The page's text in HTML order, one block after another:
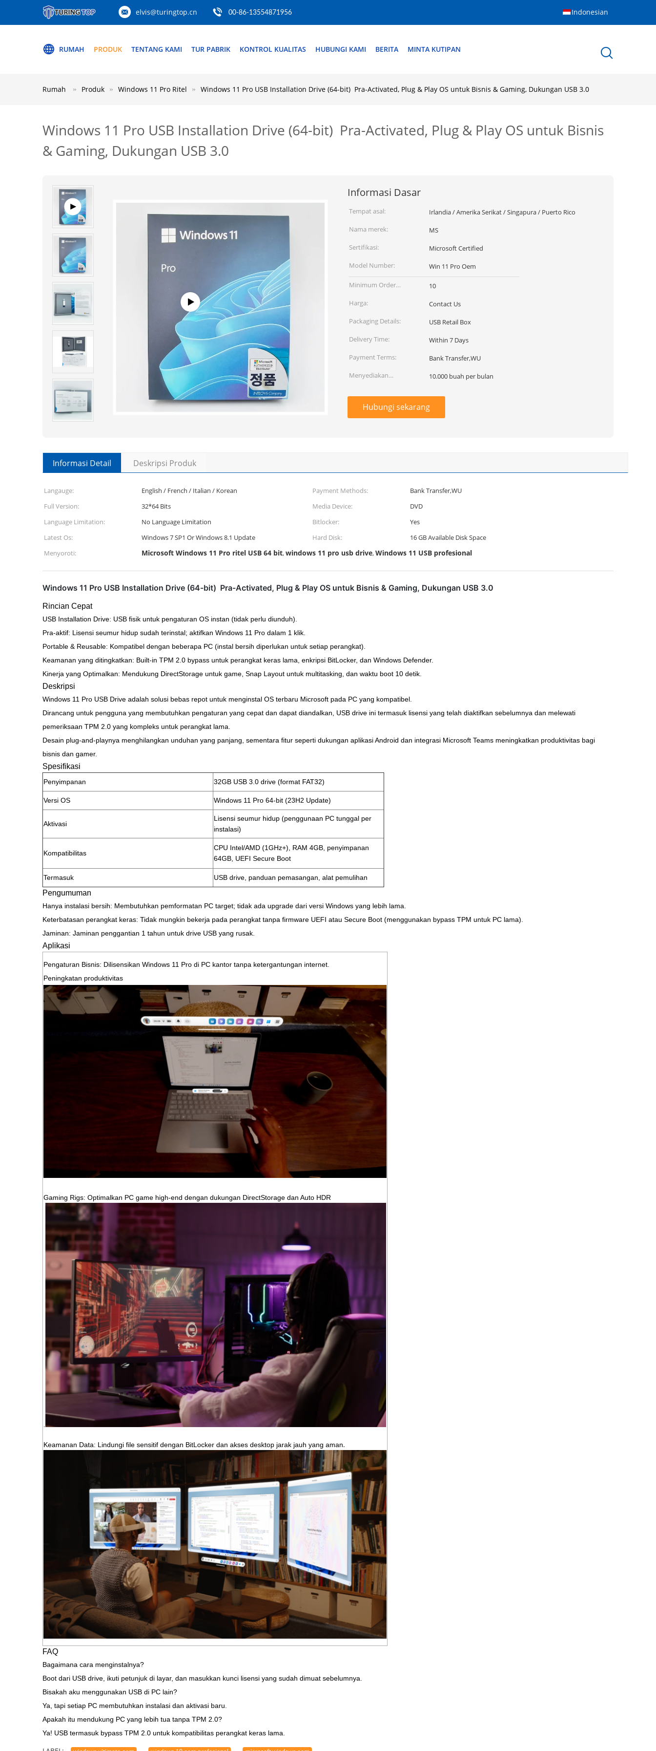
elvis@turingtop.cn 00-86-13554871956 Indonesian
RUMAH PRODUK TENTANG KAMI TUR PABRIK KONTROL KUALITAS HUBUNGI KAMI BERITA MINTA KUTIPAN
Rumah Produk Windows 11 Pro Ritel Windows 11 Pro USB Installation Drive (64-bit) ️ Pra-Activated, Plug & Play OS untuk Bisnis & Gaming, Dukungan USB 3.0
Windows 11 Pro USB Installation Drive (64-bit) ️ Pra-Activated, Plug & Play OS untuk Bisnis
& Gaming, Dukungan USB 3.0
Informasi Dasar
Tempat asal:
Irlandia / Amerika Serikat / Singapura / Puerto Rico
Nama merek:
MS
Sertifikasi:
Microsoft Certified
Model Number:
Win 11 Pro Oem
Minimum Order
Quantity:
10
Harga:
Contact Us
Packaging Details:
USB Retail Box
Delivery Time:
Within 7 Days
Payment Terms:
Bank Transfer,WU
Menyediakan
10.000 buah per bulan
Hubungi sekarang
Informasi Detail Deskripsi Produk
Langauge: English / French / Italian / Korean Payment Methods:
Bank Transfer,WU
Full Version:
32*64 Bits Media Device:
DVD
Language Limitation:
No Language Limitation Bitlocker:
Yes
Latest Os:
Windows 7 SP1 Or Windows 8.1 Update Hard Disk:
16 GB Available Disk Space
Menyoroti:
Microsoft Windows 11 Pro ritel USB 64 bit,windows 11 pro usb drive,Windows 11 USB profesional
Windows 11 Pro USB Installation Drive (64-bit) ️ Pra-Activated, Plug & Play OS untuk Bisnis & Gaming, Dukungan USB 3.0
Rincian Cepat
USB Installation Drive: USB fisik untuk pengaturan OS instan (tidak perlu diunduh).
Pra-aktif: Lisensi seumur hidup sudah terinstal; aktifkan Windows 11 Pro dalam 1 klik.
Portable & Reusable: Kompatibel dengan beberapa PC (instal bersih diperlukan untuk setiap perangkat).
Keamanan yang ditingkatkan: Built-in TPM 2.0 bypass untuk perangkat keras lama, enkripsi BitLocker, dan Windows Defender.
Kinerja yang Optimalkan: Mendukung DirectStorage untuk game, Snap Layout untuk multitasking, dan waktu boot 10 detik.
Deskripsi
Windows 11 Pro USB Drive adalah solusi bebas repot untuk menginstal OS terbaru Microsoft pada PC yang kompatibel.
Dirancang untuk pengguna yang membutuhkan pengaturan yang cepat dan dapat diandalkan, USB drive ini termasuk lisensi yang telah diaktifkan sebelumnya dan melewati
pemeriksaan TPM 2.0 yang kompleks untuk perangkat lama.
Desain plug-and-playnya menghilangkan unduhan yang panjang, sementara fitur seperti dukungan aplikasi Android dan integrasi Microsoft Teams meningkatkan produktivitas bagi
bisnis dan gamer.
Spesifikasi
Penyimpanan 32GB USB 3.0 drive (format FAT32)
Versi OS Windows 11 Pro 64-bit (23H2 Update)
Aktivasi
Lisensi seumur hidup (penggunaan PC tunggal per
instalasi)
Kompatibilitas
CPU Intel/AMD (1GHz+), RAM 4GB, penyimpanan
64GB, UEFI Secure Boot
Termasuk USB drive, panduan pemasangan, alat pemulihan
Pengumuman
Hanya instalasi bersih: Membutuhkan pemformatan PC target; tidak ada upgrade dari versi Windows yang lebih lama.
Keterbatasan perangkat keras: Tidak mungkin bekerja pada perangkat tanpa firmware UEFI atau Secure Boot (menggunakan bypass TPM untuk PC lama).
Jaminan: Jaminan penggantian 1 tahun untuk drive USB yang rusak.
Aplikasi
Pengaturan Bisnis: Dilisensikan Windows 11 Pro di PC kantor tanpa ketergantungan internet.
Peningkatan produktivitas
Gaming Rigs: Optimalkan PC game high-end dengan dukungan DirectStorage dan Auto HDR
.
Keamanan Data: Lindungi file sensitif dengan BitLocker dan akses desktop jarak jauh yang aman.
FAQ
Bagaimana cara menginstalnya?
Boot dari USB drive, ikuti petunjuk di layar, dan masukkan kunci lisensi yang sudah dimuat sebelumnya.
Bisakah aku menggunakan USB di PC lain?
Ya, tapi setiap PC membutuhkan instalasi dan aktivasi baru.
Apakah itu mendukung PC yang lebih tua tanpa TPM 2.0?
Ya! USB termasuk bypass TPM 2.0 untuk kompatibilitas perangkat keras lama.